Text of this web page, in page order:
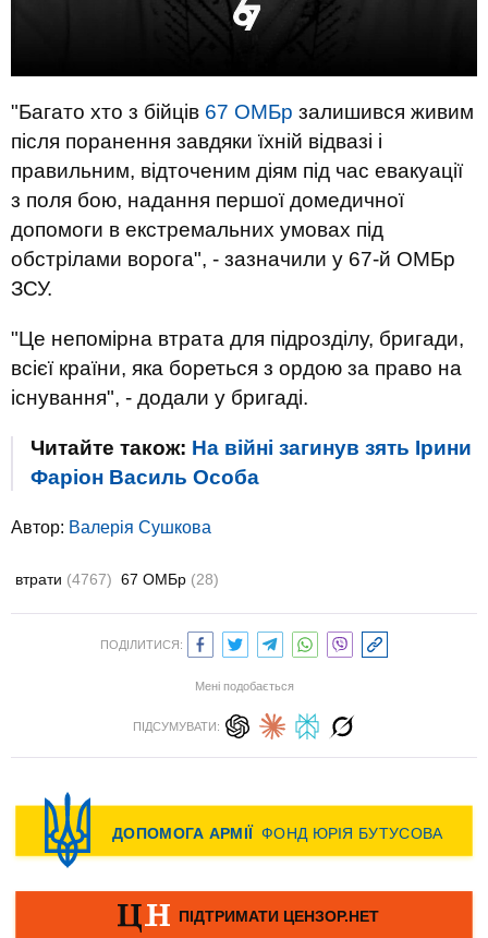
"Багато хто з бійців 67 ОМБр залишився живим
після поранення завдяки їхній відвазі і
правильним, відточеним діям під час евакуації
з поля бою, надання першої домедичної
допомоги в екстремальних умовах під
обстрілами ворога", - зазначили у 67-й ОМБр
ЗСУ.
"Це непомірна втрата для підрозділу, бригади,
всієї країни, яка бореться з ордою за право на
існування", - додали у бригаді.
Читайте також: На війні загинув зять Ірини
Фаріон Василь Особа
Автор: Валерiя Сушкова
втрати (4767) 67 ОМБр (28)
ПОДІЛИТИСЯ:
Мені подобається
ПІДСУМУВАТИ: